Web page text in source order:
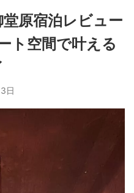
堂原宿泊レビュー
ト空間で叶える
日